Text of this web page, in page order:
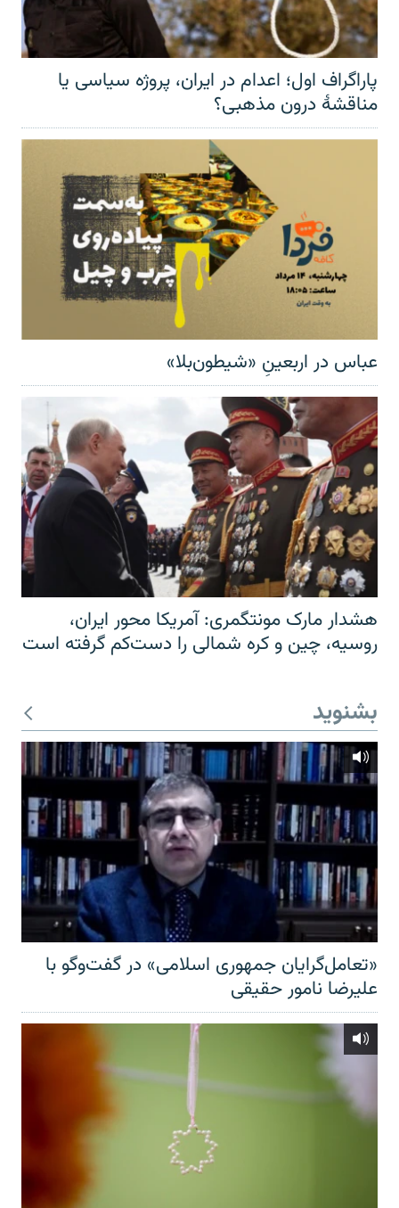
پاراگراف اول؛ اعدام در ایران، پروژه سیاسی یا
مناقشهٔ درون مذهبی؟
عباس در اربعینِ «شیطون‌بلا»
هشدار مارک مونتگمری: آمریکا محور ایران،
روسیه، چین و کره شمالی را دست‌کم گرفته است
بشنوید
«تعامل‌گرایان جمهوری اسلامی» در گفت‌وگو با
علیرضا نامور حقیقی